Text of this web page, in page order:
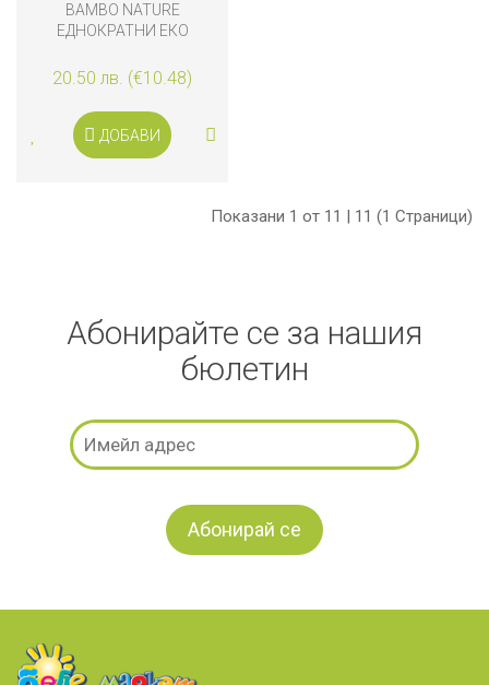
BAMBO NATURE
ЕДНОКРАТНИ ЕКО
ПРЕПОВИВАНЕ-
ПРОТЕКТОРИ ЗА ЛЕГЛО
80X90 СМ, 7 БРОЯ
20.50 лв. (€10.48)
ДОБАВИ
Показани 1 от 11 | 11 (1 Страници)
Абонирайте се за нашия
бюлетин